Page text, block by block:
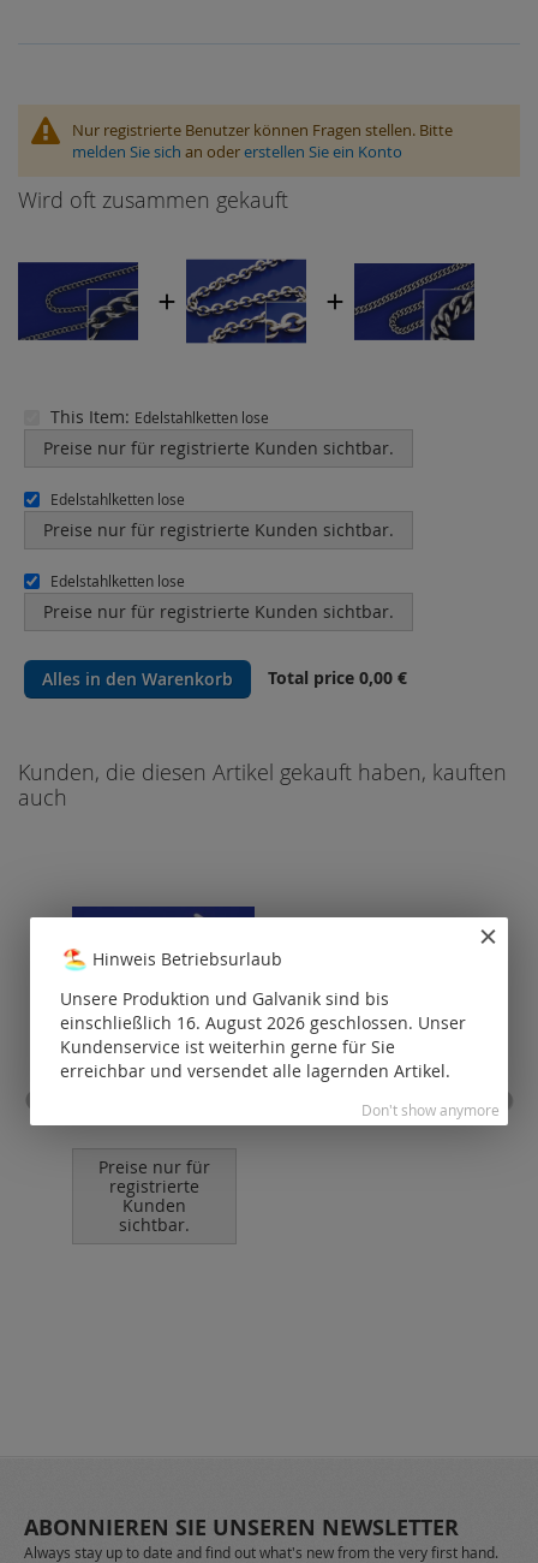
Nur registrierte Benutzer können Fragen stellen. Bitte
melden Sie sich an odererstellen Sie ein Konto
Wird oft zusammen gekauft
This Item: Edelstahlketten lose
Preise nur für registrierte Kunden sichtbar.
Edelstahlketten lose
Preise nur für registrierte Kunden sichtbar.
Edelstahlketten lose
Preise nur für registrierte Kunden sichtbar.
Alles in den Warenkorb Total price 0,00 €
Kunden, die diesen Artikel gekauft haben, kauften
auch
Preise nur für
registrierte
Kunden
sichtbar.
ABONNIEREN SIE UNSEREN NEWSLETTER
Always stay up to date and find out what's new from the very first hand.
Hinweis Betriebsurlaub
Unsere Produktion und Galvanik sind bis
einschließlich 16. August 2026 geschlossen. Unser
Kundenservice ist weiterhin gerne für Sie
erreichbar und versendet alle lagernden Artikel.
Don't show anymore